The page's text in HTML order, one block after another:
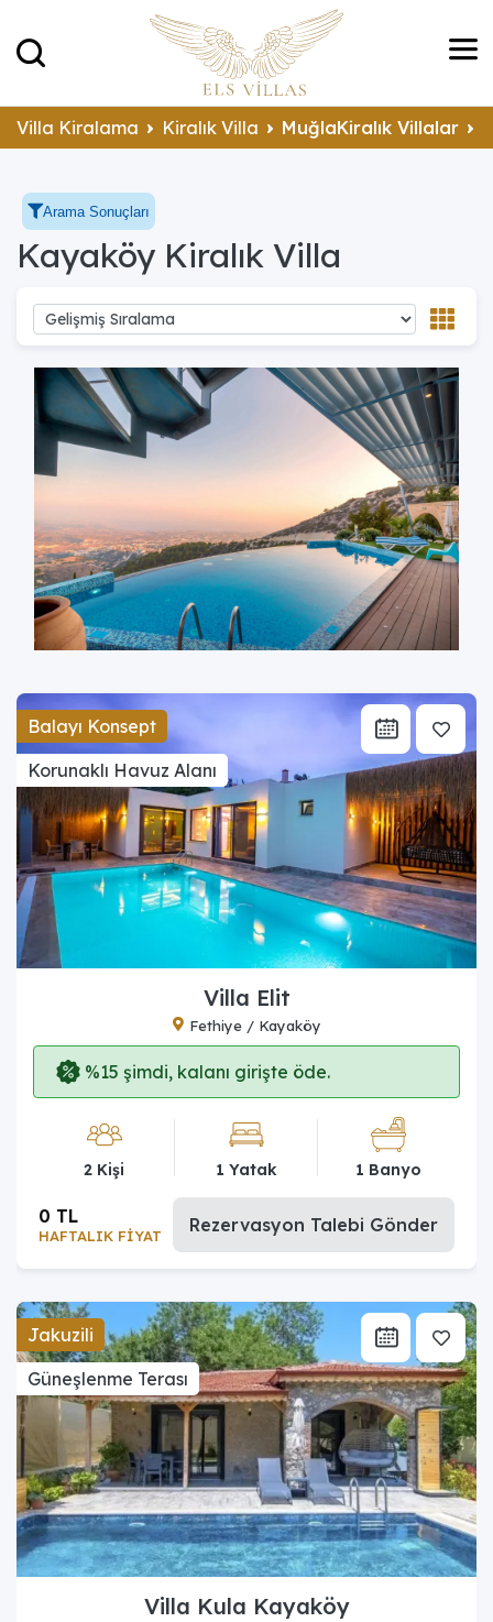
Villa Kiralama Kiralık Villa MuğlaKiralık Villalar
Arama Sonuçları
Kayaköy Kiralık Villa
Balayı Konsept
Korunaklı Havuz Alanı
Villa Elit
Fethiye / Kayaköy
%15 şimdi, kalanı girişte öde.
2 Kişi 1 Yatak 1 Banyo
HAFTALIK FİYAT
0 TL Rezervasyon Talebi Gönder
Jakuzili
Güneşlenme Terası
Villa Kula Kayaköy